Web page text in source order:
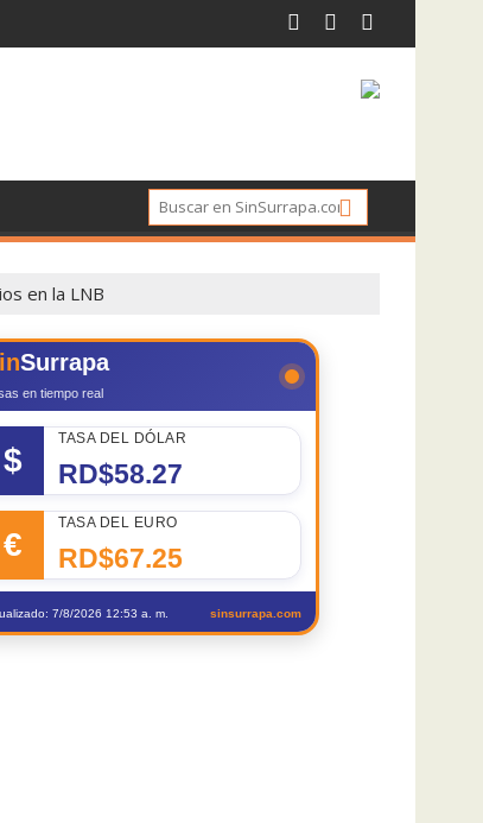
en la LNB
Surrapa
en tiempo real
$
TASA DEL DÓLAR
RD$58.27
€
TASA DEL EURO
RD$67.25
7/8/2026 12:53 a. m. sinsurrapa.com